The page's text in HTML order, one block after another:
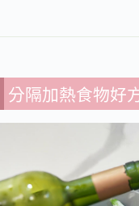
分隔加熱食物好